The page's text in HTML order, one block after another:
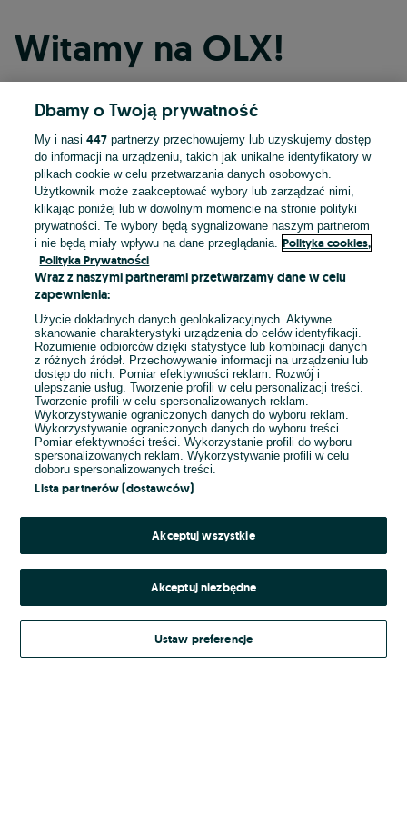
Witamy na OLX!
Kontynuuj przez Facebooka
Kontynuuj przez konto Apple
Kontynuuj przez konto Google
LUB
E-mail
Hasło
Kontynuując za pośrednictwem jednego z dostawców wskazanych powyżej,
Regulamin serwisu OLX.pl w jego aktualnym brzmieniu.
Dbamy o Twoją prywatność
My i nasi447 partnerzy przechowujemy lub uzyskujemy dostęp
do informacji na urządzeniu, takich jak unikalne identyfikatory w
plikach cookie w celu przetwarzania danych osobowych.
Użytkownik może zaakceptować wybory lub zarządzać nimi,
klikając poniżej lub w dowolnym momencie na stronie polityki
prywatności. Te wybory będą sygnalizowane naszym partnerom
i nie będą miały wpływu na dane przeglądania.
Polityka cookies,
Polityka Prywatności
Wraz z naszymi partnerami przetwarzamy dane w celu
zapewnienia:
Użycie dokładnych danych geolokalizacyjnych. Aktywne
skanowanie charakterystyki urządzenia do celów identyfikacji.
Rozumienie odbiorców dzięki statystyce lub kombinacji danych
z różnych źródeł. Przechowywanie informacji na urządzeniu lub
dostęp do nich. Pomiar efektywności reklam. Rozwój i
ulepszanie usług. Tworzenie profili w celu personalizacji treści.
Tworzenie profili w celu spersonalizowanych reklam.
Wykorzystywanie ograniczonych danych do wyboru reklam.
Wykorzystywanie ograniczonych danych do wyboru treści.
Pomiar efektywności treści. Wykorzystanie profili do wyboru
spersonalizowanych reklam. Wykorzystywanie profili w celu
doboru spersonalizowanych treści.
Lista partnerów (dostawców)
Akceptuj wszystkie
Akceptuj niezbędne
Ustaw preferencje